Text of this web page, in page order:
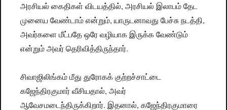
அரசியல் கைதிகள் விடயத்தில், அரசியல் இலாபம் தேட
முனைய வேண்டாம் என்றும், யாருடனாவது பேச்சு நடத்தி,
அவர்களை மீட்பதே ஒரே வழியாக இருக்க வேண்டும்
என்றும் அவர் தெரிவித்திருந்தார்.
சிவாஜிலிங்கம் மீது துரோகக் குற்றச்சாட்டை
கஜேந்திரகுமார் வீசியதால், அவர்
ஆவேசமடைந்திருக்கிறார். இதனால், கஜேந்திரகுமாரை